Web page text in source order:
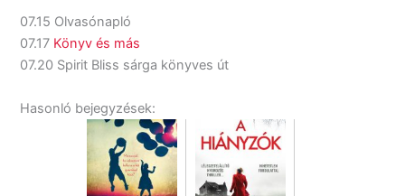
07.15 Olvasónapló
07.17 Könyv és más
07.20 Spirit Bliss sárga könyves út
Hasonló bejegyzések: